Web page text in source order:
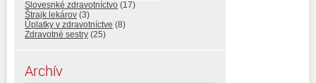
Slovesnké zdravotníctvo (17)
Štrajk lekárov (3)
Úplatky v zdravotníctve (8)
Zdravotné sestry (25)
Archív